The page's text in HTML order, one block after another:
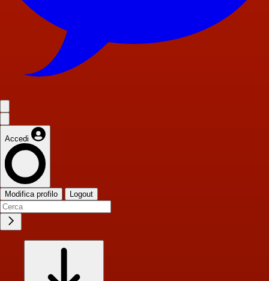
Accedi
Modifica profilo Logout